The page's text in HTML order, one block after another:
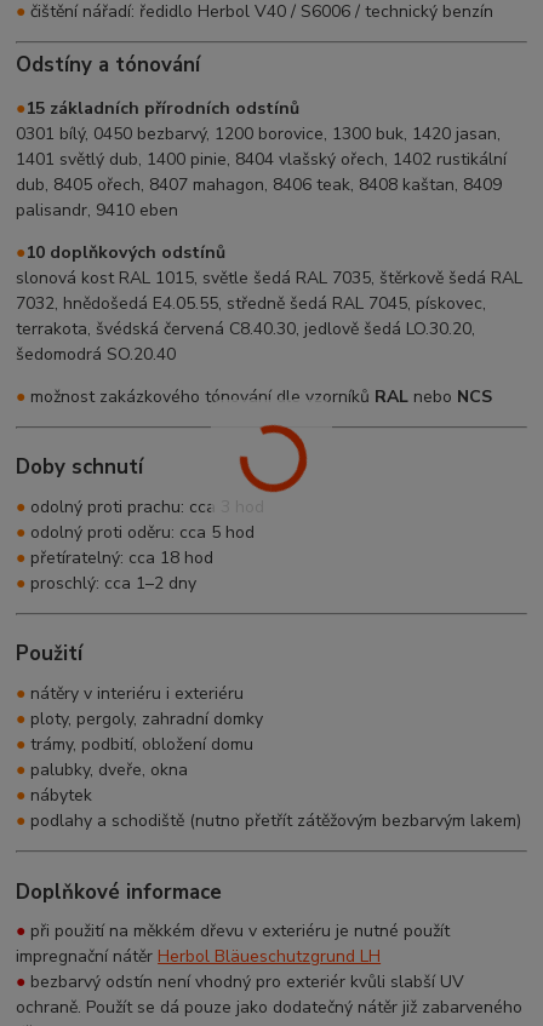
● čištění nářadí: ředidlo Herbol V40 / S6006 / technický benzín
Odstíny a tónování
●15 základních přírodních odstínů
0301 bílý, 0450 bezbarvý, 1200 borovice, 1300 buk, 1420 jasan,
1401 světlý dub, 1400 pinie, 8404 vlašský ořech, 1402 rustikální
dub, 8405 ořech, 8407 mahagon, 8406 teak, 8408 kaštan, 8409
palisandr, 9410 eben
●10 doplňkových odstínů
slonová kost RAL 1015, světle šedá RAL 7035, štěrkově šedá RAL
7032, hnědošedá E4.05.55, středně šedá RAL 7045, pískovec,
terrakota, švédská červená C8.40.30, jedlově šedá LO.30.20,
šedomodrá SO.20.40
● možnost zakázkového tónování dle vzorníků RAL nebo NCS
Doby schnutí
● odolný proti prachu: cca 3 hod
● odolný proti oděru: cca 5 hod
● přetíratelný: cca 18 hod
● proschlý: cca 1–2 dny
Použití
● nátěry v interiéru i exteriéru
● ploty, pergoly, zahradní domky
● trámy, podbití, obložení domu
● palubky, dveře, okna
● nábytek
● podlahy a schodiště (nutno přetřít zátěžovým bezbarvým lakem)
Doplňkové informace
● při použití na měkkém dřevu v exteriéru je nutné použít
impregnační nátěr Herbol Bläueschutzgrund LH
● bezbarvý odstín není vhodný pro exteriér kvůli slabší UV
ochraně. Použít se dá pouze jako dodatečný nátěr již zabarveného